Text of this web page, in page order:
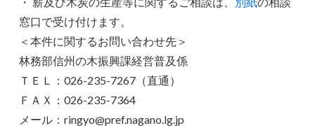
窓口で受け付けます。
＜本件に関するお問い合わせ先＞
林務部信州の木振興課経営普及係
ＴＥＬ：026-235-7267（直通）
ＦＡＸ：026-235-7364
メール：ringyo@pref.nagano.lg.jp